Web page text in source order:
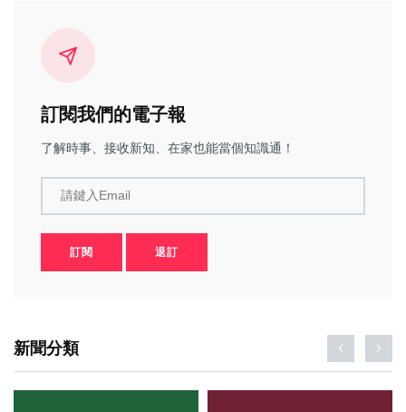
訂閱我們的電子報
了解時事、接收新知、在家也能當個知識通！
請鍵入Email
訂閱 退訂
新聞分類